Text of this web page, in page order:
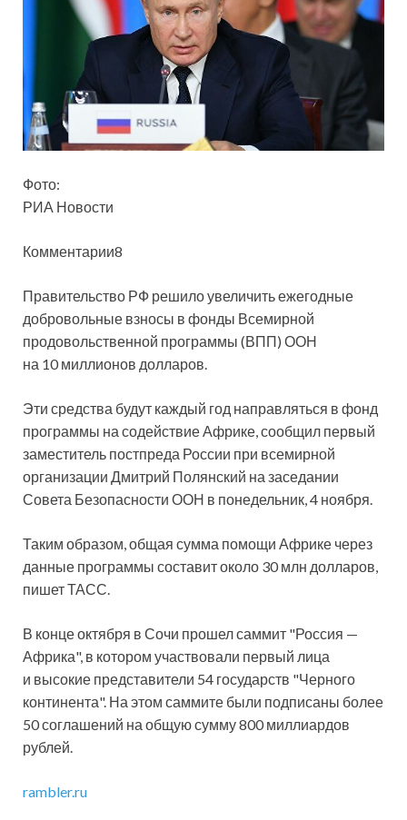
Фото:
РИА Новости
Комментарии8
Правительство РФ решило увеличить ежегодные
добровольные взносы в фонды Всемирной
продовольственной программы (ВПП) ООН
на 10 миллионов долларов.
Эти средства будут каждый год направляться в фонд
программы на содействие Африке,сообщил первый
заместитель постпреда России при всемирной
организации Дмитрий Полянский на заседании
Совета Безопасности ООН в понедельник, 4 ноября.
Таким образом, общая сумма помощи Африке через
данные программы составит около 30 млн долларов,
пишет ТАСС.
В конце октября в Сочи прошел саммит "Россия —
Африка", в котором участвовали первый лица
и высокие представители 54 государств "Черного
континента". На этом саммите были подписаны более
50 соглашений на общую сумму 800 миллиардов
рублей.
rambler.ru